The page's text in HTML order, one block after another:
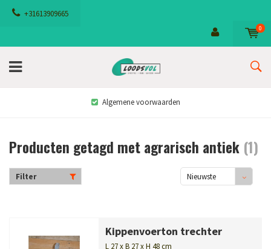
+31613909665
0
Algemene voorwaarden
Producten getagd met agrarisch antiek (1)
Filter
Nieuwste
Kippenvoerton trechter
L 27 x B 27 x H 48 cm